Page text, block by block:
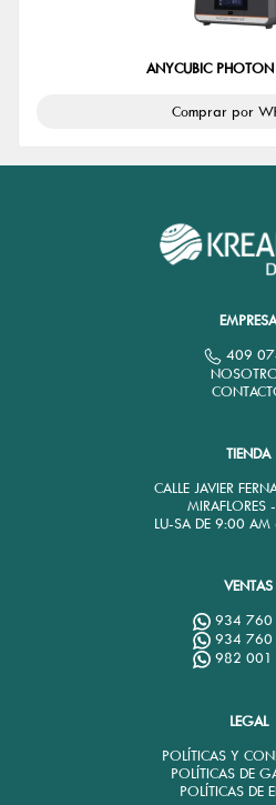
ANYCUBIC
Comprar por
EMPRESA
409
TIENDA
CALLE JAVIER
MIRAFLORES
LU-SA DE 9:00
VENTAS
934 760
934 760
982 001
LEGAL
POLÍTICAS Y
POLÍTICAS DE
POLÍTICAS DE